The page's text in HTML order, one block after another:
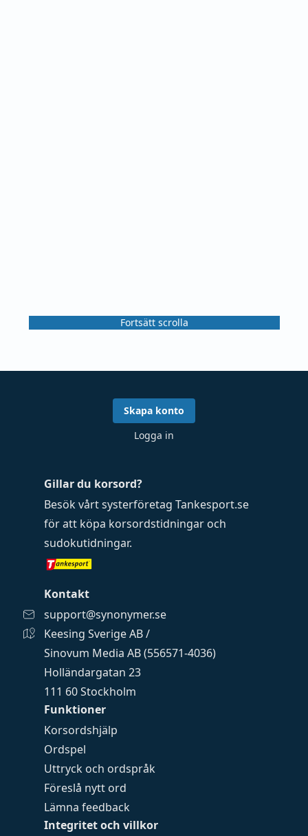
Fortsätt scrolla
Funktioner
Korsordshjälp
Ordspel
Uttryck och ordspråk
Föreslå nytt ord
Lämna feedback
Integritet och villkor
Gillar du korsord?
Besök vårt systerföretag Tankesport.se
för att köpa korsordstidningar och
sudokutidningar.
Kontakt
support@synonymer.se
Keesing Sverige AB /
Sinovum Media AB (556571-4036)
Holländargatan 23
111 60 Stockholm
Skapa konto
Logga in